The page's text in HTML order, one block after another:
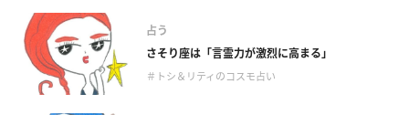
占う
さそり座は「言霊力が激烈に高まる」
＃トシ＆リティのコスモ占い